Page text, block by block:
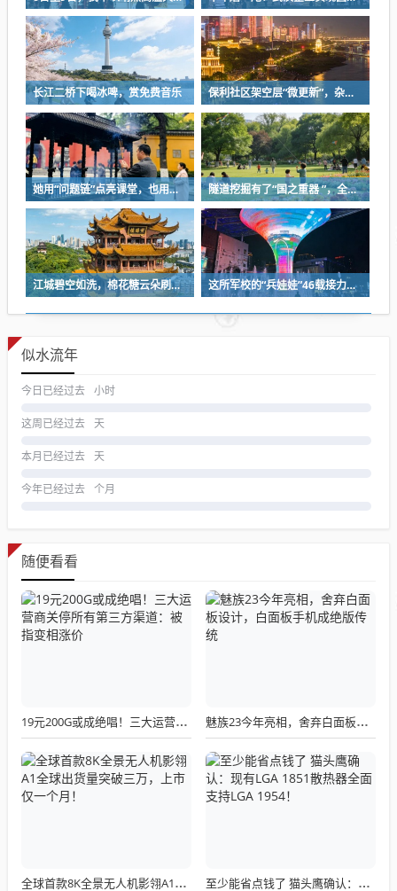
长江二桥下喝冰啤，赏免费音乐 保利社区架空层“微更新”，杂物堆放区变身健身活动室
她用“问题链”点亮课堂，也用一份耐心等来孩子成长 隧道挖掘有了“国之重器 ”，全球首台掘爆机在武汉下线
江城碧空如洗，棉花糖云朵刷屏蓝天 这所军校的“兵娃娃”46载接力，守护盲人宿舍
似水流年
今日已经过去 小时
这周已经过去 天
本月已经过去 天
今年已经过去 个月
随便看看
19元200G或成绝唱！三大运营商关停所有第三方渠道：被指变相涨价 魅族23今年亮相，舍弃白面板设计，白面板手机成绝版传统
全球首款8K全景无人机影翎A1全球出货量突破三万，上市仅一个月！ 至少能省点钱了 猫头鹰确认：现有LGA 1851散热器全面支持LGA 1954！